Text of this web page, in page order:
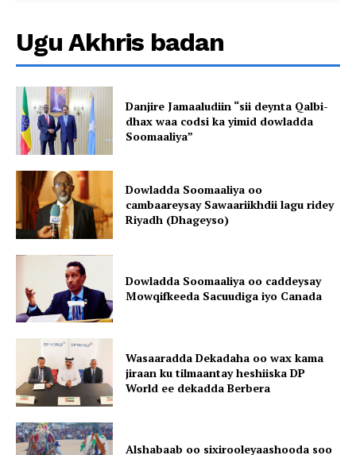
Ugu Akhris badan
Danjire Jamaaludiin “sii deynta Qalbi-
dhax waa codsi ka yimid dowladda
Soomaaliya”
Dowladda Soomaaliya oo
cambaareysay Sawaariikhdii lagu ridey
Riyadh (Dhageyso)
Dowladda Soomaaliya oo caddeysay
Mowqifkeeda Sacuudiga iyo Canada
Wasaaradda Dekadaha oo wax kama
jiraan ku tilmaantay heshiiska DP
World ee dekadda Berbera
Alshabaab oo sixirooleyaashooda soo